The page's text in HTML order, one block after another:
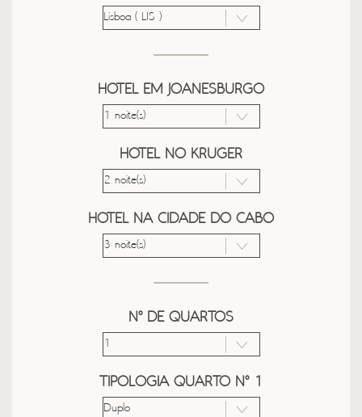
HOTEL EM JOANESBURGO
HOTEL NO KRUGER
HOTEL NA CIDADE DO CABO
Nº DE QUARTOS
TIPOLOGIA QUARTO Nº 1